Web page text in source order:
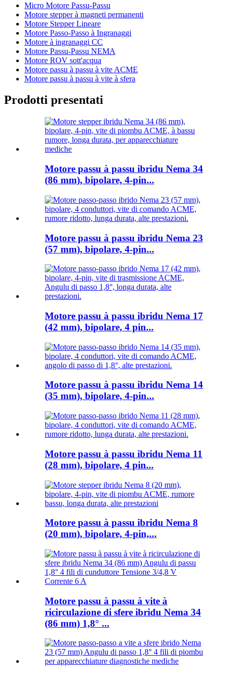
Micro Motore Passu-Passu
Motore stepper à magneti permanenti
Motore Stepper Lineare
Motore Passo-Passo à Ingranaggi
Motore à ingranaggi CC
Motore Passu-Passu NEMA
Motore ROV sott'acqua
Motore passu à passu à vite ACME
Motore passu à passu à vite à sfera
Prodotti presentati
Motore passu à passu ibridu Nema 34
(86 mm), bipolare, 4-pin...
Motore passu à passu ibridu Nema 23
(57 mm), bipolare, 4-pin...
Motore passu à passu ibridu Nema 17
(42 mm), bipolare, 4 pin...
Motore passu à passu ibridu Nema 14
(35 mm), bipolare, 4-pin...
Motore passu à passu ibridu Nema 11
(28 mm), bipolare, 4 pin...
Motore passu à passu ibridu Nema 8
(20 mm), bipolare, 4-pin,...
Motore passu à passu à vite à
ricirculazione di sfere ibridu Nema 34
(86 mm) 1,8° ...